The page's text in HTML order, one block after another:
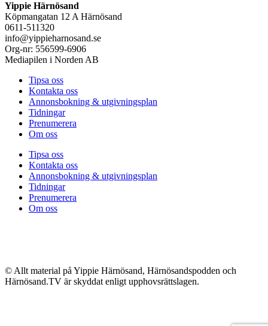
Yippie Härnösand
Köpmangatan 12 A Härnösand
0611-511320
info@yippieharnosand.se
Org-nr: 556599-6906
Mediapilen i Norden AB
Tipsa oss
Kontakta oss
Annonsbokning & utgivningsplan
Tidningar
Prenumerera
Om oss
Tipsa oss
Kontakta oss
Annonsbokning & utgivningsplan
Tidningar
Prenumerera
Om oss
© Allt material på Yippie Härnösand, Härnösandspodden och
Härnösand.TV är skyddat enligt upphovsrättslagen.